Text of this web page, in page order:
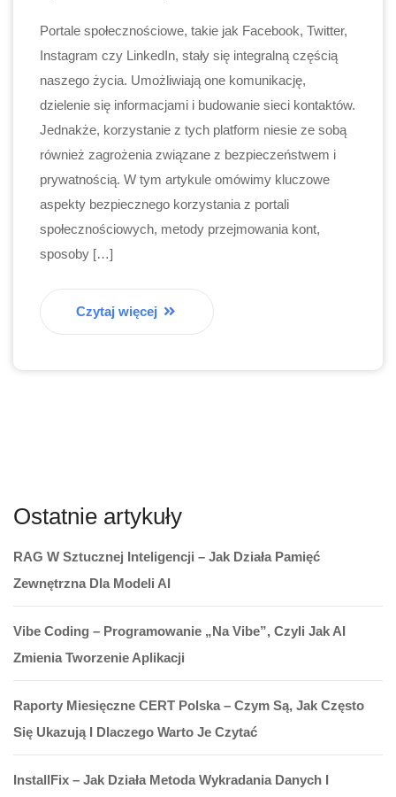
Portale społecznościowe, takie jak Facebook, Twitter,
Instagram czy LinkedIn, stały się integralną częścią
naszego życia. Umożliwiają one komunikację,
dzielenie się informacjami i budowanie sieci kontaktów.
Jednakże, korzystanie z tych platform niesie ze sobą
również zagrożenia związane z bezpieczeństwem i
prywatnością. W tym artykule omówimy kluczowe
aspekty bezpiecznego korzystania z portali
społecznościowych, metody przejmowania kont,
sposoby […]
Czytaj więcej
Ostatnie artykuły
RAG W Sztucznej Inteligencji – Jak Działa Pamięć
Zewnętrzna Dla Modeli AI
Vibe Coding – Programowanie „na Vibe”, Czyli Jak AI
Zmienia Tworzenie Aplikacji
Raporty Miesięczne CERT Polska – Czym Są, Jak Często
Się Ukazują I Dlaczego Warto Je Czytać
InstallFix – Jak Działa Metoda Wykradania Danych I